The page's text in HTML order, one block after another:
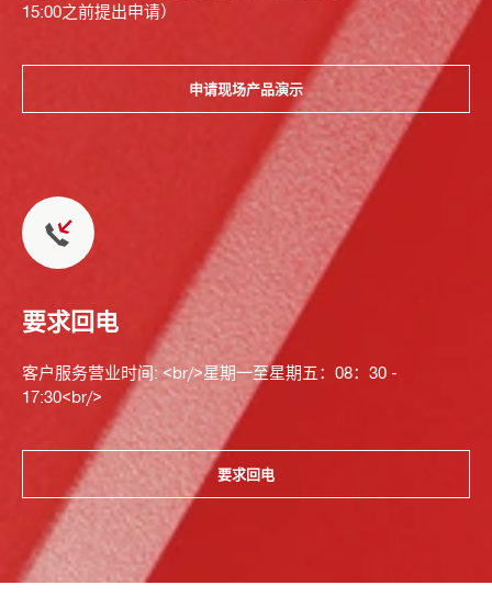
15:00之前提出申请）
申请现场产品演示
要求回电
客户服务营业时间: <br/>星期一至星期五：08：30 -
17:30<br/>
要求回电